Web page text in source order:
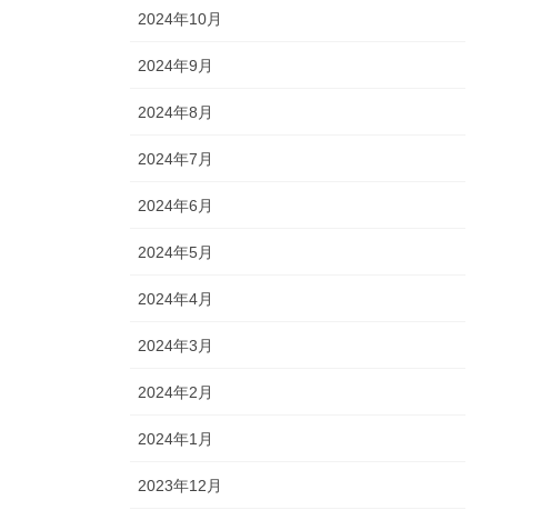
2024年10月
2024年9月
2024年8月
2024年7月
2024年6月
2024年5月
2024年4月
2024年3月
2024年2月
2024年1月
2023年12月